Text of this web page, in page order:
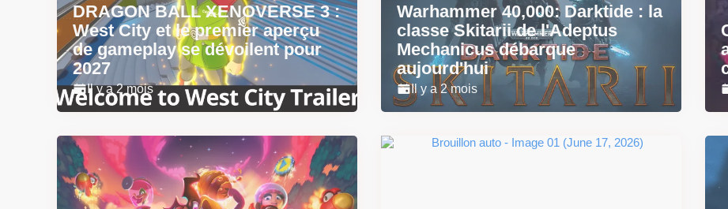
DRAGON BALL XENOVERSE 3 :
West City et le premier aperçu
de gameplay se dévoilent pour
2027
Il y a 2 mois
Warhammer 40,000: Darktide : la
classe Skitarii de l'Adeptus
Mechanicus débarque
aujourd'hui
Il y a 2 mois